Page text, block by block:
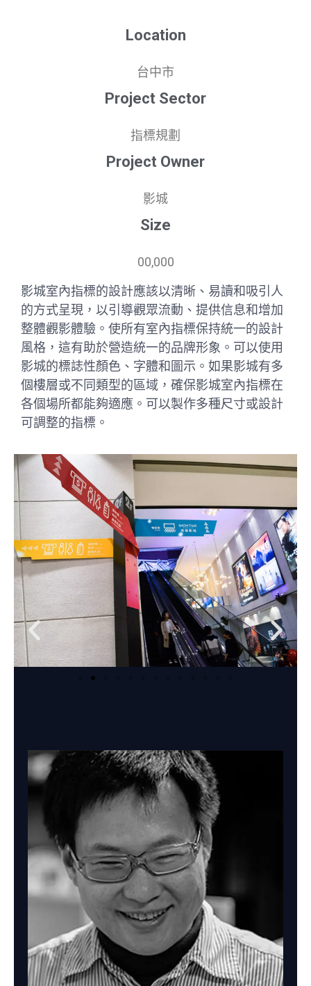
Location
台中市
Project Sector
指標規劃
Project Owner
影城
Size
00,000
影城室內指標的設計應該以清晰、易讀和吸引人
的方式呈現，以引導觀眾流動、提供信息和增加
整體觀影體驗。使所有室內指標保持統一的設計
風格，這有助於營造統一的品牌形象。可以使用
影城的標誌性顏色、字體和圖示。如果影城有多
個樓層或不同類型的區域，確保影城室內指標在
各個場所都能夠適應。可以製作多種尺寸或設計
可調整的指標。